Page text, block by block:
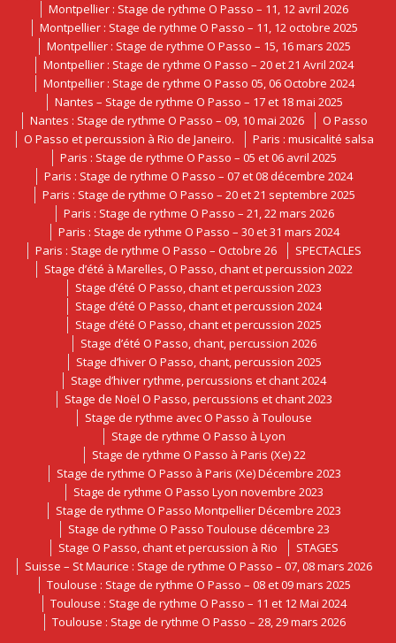
Montpellier : Stage de rythme O Passo – 11, 12 avril 2026
Montpellier : Stage de rythme O Passo – 11, 12 octobre 2025
Montpellier : Stage de rythme O Passo – 15, 16 mars 2025
Montpellier : Stage de rythme O Passo – 20 et 21 Avril 2024
Montpellier : Stage de rythme O Passo 05, 06 Octobre 2024
Nantes – Stage de rythme O Passo – 17 et 18 mai 2025
Nantes : Stage de rythme O Passo – 09, 10 mai 2026
O Passo
O Passo et percussion à Rio de Janeiro.
Paris : musicalité salsa
Paris : Stage de rythme O Passo – 05 et 06 avril 2025
Paris : Stage de rythme O Passo – 07 et 08 décembre 2024
Paris : Stage de rythme O Passo – 20 et 21 septembre 2025
Paris : Stage de rythme O Passo – 21, 22 mars 2026
Paris : Stage de rythme O Passo – 30 et 31 mars 2024
Paris : Stage de rythme O Passo – Octobre 26
SPECTACLES
Stage d’été à Marelles, O Passo, chant et percussion 2022
Stage d’été O Passo, chant et percussion 2023
Stage d’été O Passo, chant et percussion 2024
Stage d’été O Passo, chant et percussion 2025
Stage d’été O Passo, chant, percussion 2026
Stage d’hiver O Passo, chant, percussion 2025
Stage d’hiver rythme, percussions et chant 2024
Stage de Noël O Passo, percussions et chant 2023
Stage de rythme avec O Passo à Toulouse
Stage de rythme O Passo à Lyon
Stage de rythme O Passo à Paris (Xe) 22
Stage de rythme O Passo à Paris (Xe) Décembre 2023
Stage de rythme O Passo Lyon novembre 2023
Stage de rythme O Passo Montpellier Décembre 2023
Stage de rythme O Passo Toulouse décembre 23
Stage O Passo, chant et percussion à Rio
STAGES
Suisse – St Maurice : Stage de rythme O Passo – 07, 08 mars 2026
Toulouse : Stage de rythme O Passo – 08 et 09 mars 2025
Toulouse : Stage de rythme O Passo – 11 et 12 Mai 2024
Toulouse : Stage de rythme O Passo – 28, 29 mars 2026